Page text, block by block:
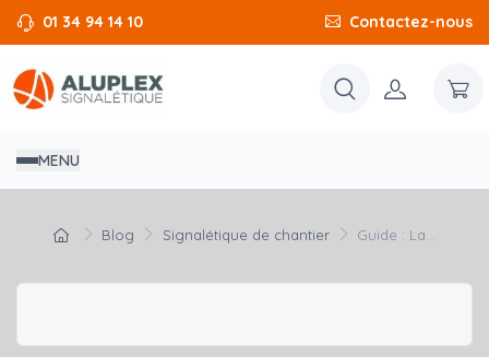
01 34 94 14 10 Contactez-nous
MENU
Blog Signalétique de chantier Guide : La...